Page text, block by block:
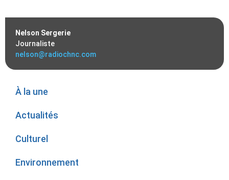
Nelson Sergerie
Journaliste
nelson@radiochnc.com
À la une
Actualités
Culturel
Environnement